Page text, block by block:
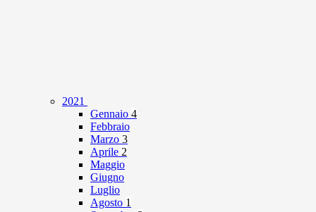
2021
Gennaio 4
Febbraio
Marzo 3
Aprile 2
Maggio
Giugno
Luglio
Agosto 1